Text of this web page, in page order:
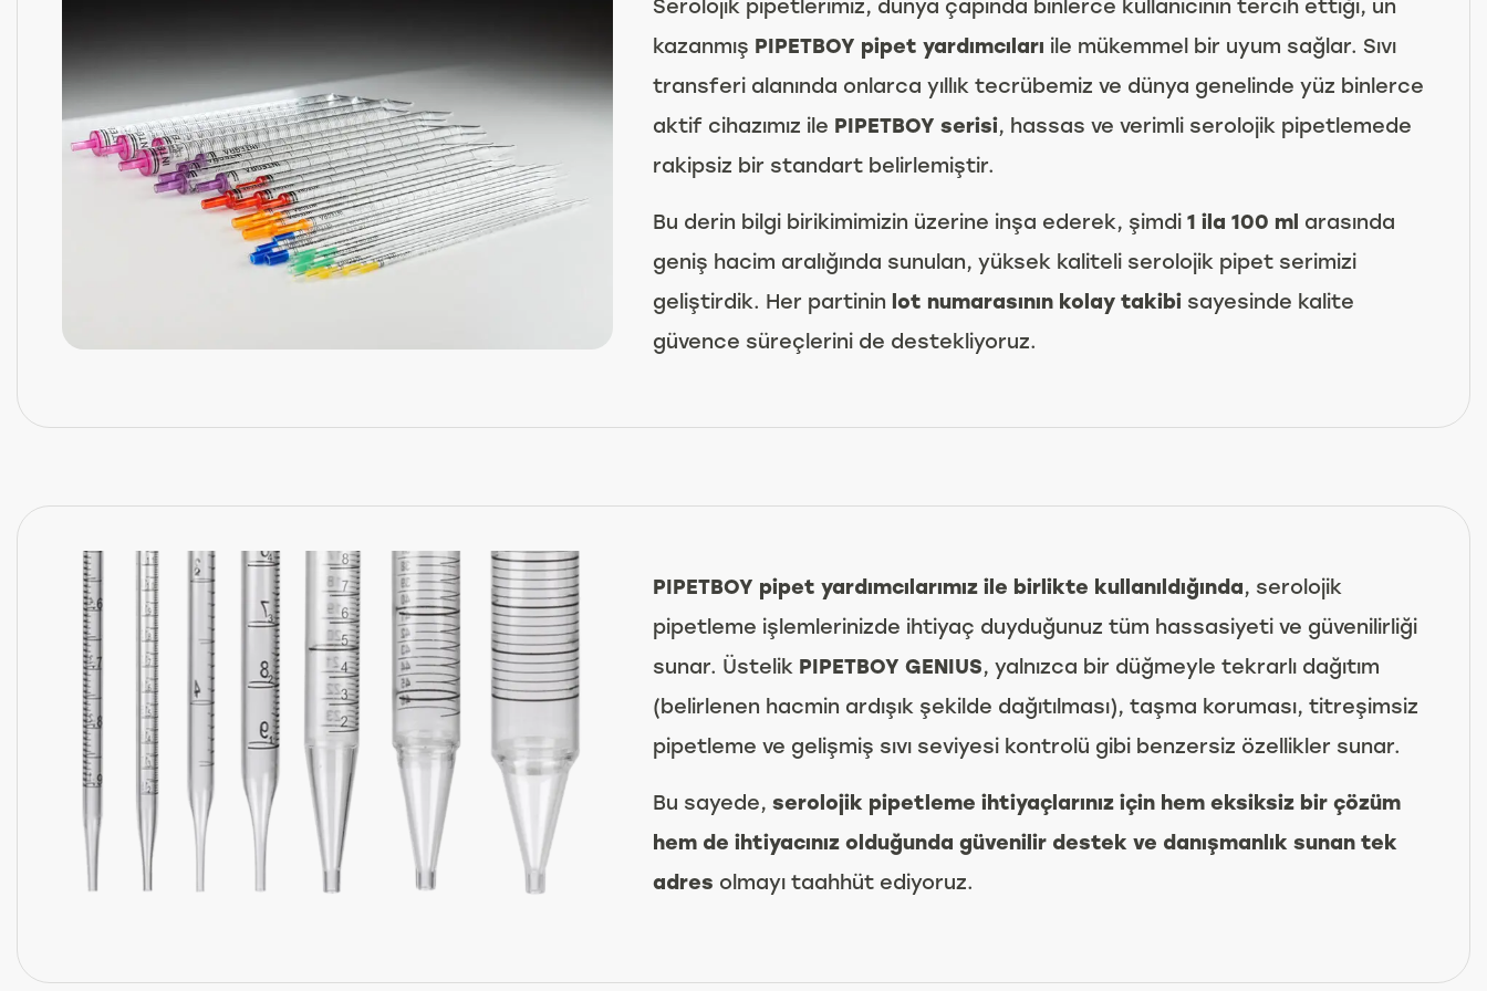
Serolojik pipetlerimiz, dünya çapında binlerce kullanıcının tercih ettiği, ün
kazanmış PIPETBOY pipet yardımcıları ile mükemmel bir uyum sağlar. Sıvı
transferi alanında onlarca yıllık tecrübemiz ve dünya genelinde yüz binlerce
aktif cihazımız ile PIPETBOY serisi, hassas ve verimli serolojik pipetlemede
rakipsiz bir standart belirlemiştir.
Bu derin bilgi birikimimizin üzerine inşa ederek, şimdi1 ila 100 ml arasında
geniş hacim aralığında sunulan, yüksek kaliteli serolojik pipet serimizi
geliştirdik. Her partinin lot numarasının kolay takibi sayesinde kalite
güvence süreçlerini de destekliyoruz.
PIPETBOY pipet yardımcılarımız ile birlikte kullanıldığında, serolojik
pipetleme işlemlerinizde ihtiyaç duyduğunuz tüm hassasiyeti ve güvenilirliği
sunar. Üstelik PIPETBOY GENIUS, yalnızca bir düğmeyle tekrarlı dağıtım
(belirlenen hacmin ardışık şekilde dağıtılması), taşma koruması, titreşimsiz
pipetleme ve gelişmiş sıvı seviyesi kontrolü gibi benzersiz özellikler sunar.
Bu sayede,serolojik pipetleme ihtiyaçlarınız için hem eksiksiz bir çözüm
hem de ihtiyacınız olduğunda güvenilir destek ve danışmanlık sunan tek
adres olmayı taahhüt ediyoruz.